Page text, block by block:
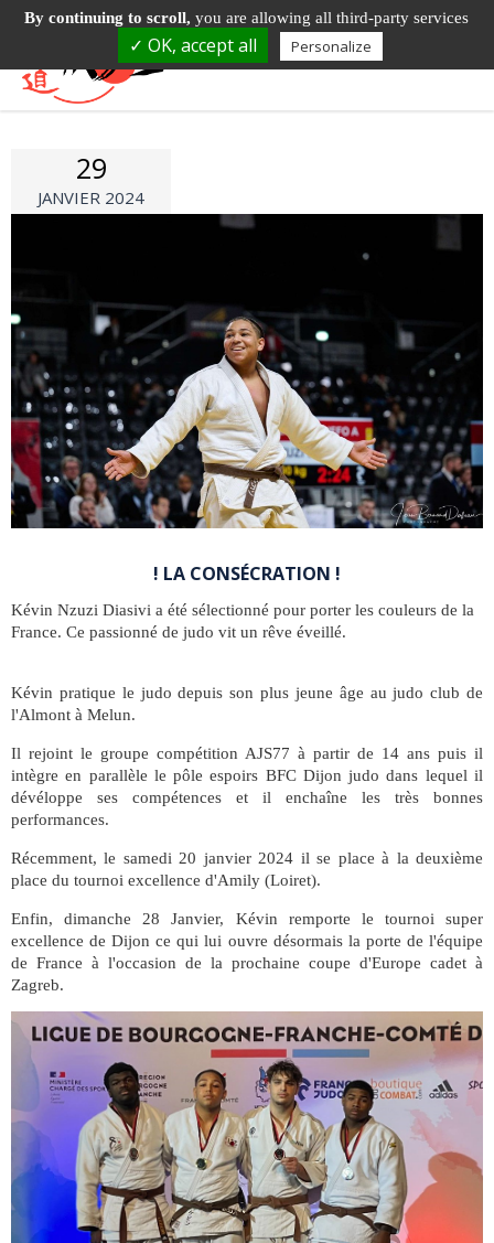
29
JANVIER 2024
! LA CONSÉCRATION !
Kévin Nzuzi Diasivi a été sélectionné pour porter les couleurs de la
France. Ce passionné de judo vit un rêve éveillé.
Kévin pratique le judo depuis son plus jeune âge au judo club de
l'Almont à Melun.
Il rejoint le groupe compétition AJS77 à partir de 14 ans puis il
intègre en parallèle le pôle espoirs BFC Dijon judo dans lequel il
dévéloppe ses compétences et il enchaîne les très bonnes
performances.
Récemment, le samedi 20 janvier 2024 il se place à la deuxième
place du tournoi excellence d'Amily (Loiret).
Enfin, dimanche 28 Janvier, Kévin remporte le tournoi super
excellence de Dijon ce qui lui ouvre désormais la porte de l'équipe
de France à l'occasion de la prochaine coupe d'Europe cadet à
Zagreb.
By continuing to scroll, you are allowing all third-party services
✓ OK, accept all Personalize